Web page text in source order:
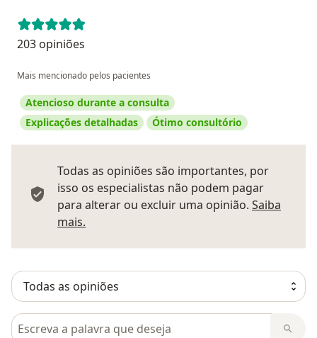
203 opiniões
Mais mencionado pelos pacientes
Atencioso durante a consulta
Explicações detalhadas
Ótimo consultório
Todas as opiniões são importantes, por
isso os especialistas não podem pagar
para alterar ou excluir uma opinião. Saiba
mais.
Pesquisar em opiniões